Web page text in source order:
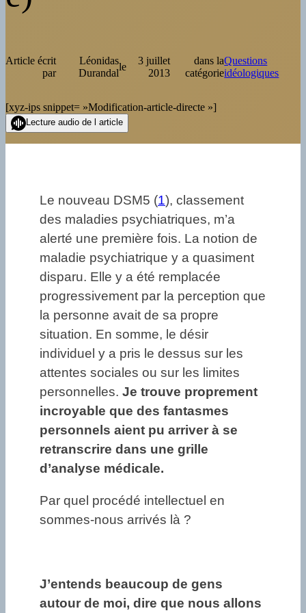
Article écrit
par
Léonidas
Durandal
le
3 juillet
2013
dans la
catégorie
Questions
idéologiques
[xyz-ips snippet= »Modification-article-directe »]
Lecture audio de l article
Le nouveau DSM5 (1), classement
des maladies psychiatriques, m’a
alerté une première fois. La notion de
maladie psychiatrique y a quasiment
disparu. Elle y a été remplacée
progressivement par la perception que
la personne avait de sa propre
situation. En somme, le désir
individuel y a pris le dessus sur les
attentes sociales ou sur les limites
personnelles. Je trouve proprement
incroyable que des fantasmes
personnels aient pu arriver à se
retranscrire dans une grille
d’analyse médicale.
Par quel procédé intellectuel en
sommes-nous arrivés là ?
J’entends beaucoup de gens
autour de moi, dire que nous allons